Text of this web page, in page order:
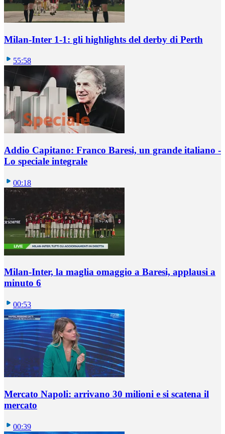
Milan-Inter 1-1: gli highlights del derby di Perth
55:58
Addio Capitano: Franco Baresi, un grande italiano -
Lo speciale integrale
00:18
Milan-Inter, la maglia omaggio a Baresi, applausi a
minuto 6
00:53
Mercato Napoli: arrivano 30 milioni e si scatena il
mercato
00:39